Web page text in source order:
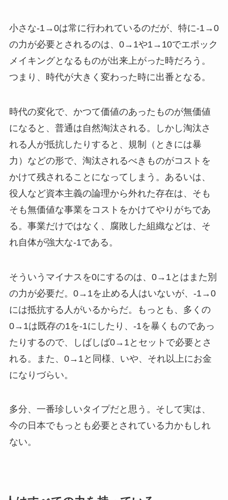
小さな-1→0は常に行われているのだが、特に-1→0
の力が必要とされるのは、0→1や1→10でエポック
メイキングとなるものが出来上がった時だろう。
つまり、時代が大きく変わった時に出番となる。
時代の変化で、かつて価値のあったものが無価値
になると、普通は自然淘汰される。しかし淘汰さ
れる人が抵抗したりすると、規制（ときには暴
力）などの形で、淘汰されるべきものがコストを
かけて残されることになってしまう。あるいは、
役人など資本主義の論理から外れた存在は、そも
そも無価値な事業をコストをかけてやりがちであ
る。事業だけではなく、腐敗した組織などは、そ
れ自体が強大な-1である。
そういうマイナスを0にするのは、0→1とはまた別
の力が必要だ。0→1を止める人はいないが、-1→0
には抵抗する人がいるからだ。もっとも、多くの
0→1は既存の1を-1にしたり、-1を暴くものであっ
たりするので、しばしば0→1とセットで必要とさ
れる。また、0→1と同様、いや、それ以上にお金
になりづらい。
多分、一番珍しいタイプだと思う。そして実は、
今の日本でもっとも必要とされている力かもしれ
ない。